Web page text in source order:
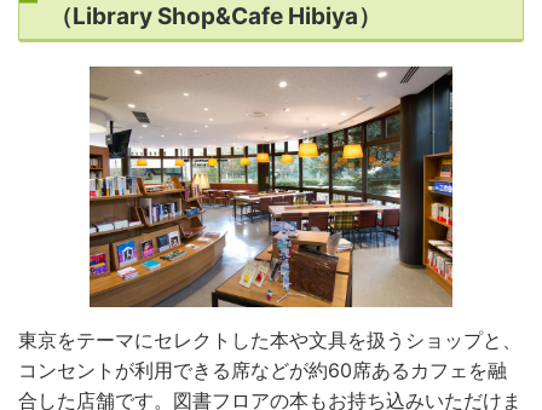
（Library Shop&Cafe Hibiya）
東京をテーマにセレクトした本や文具を扱うショップと、
コンセントが利用できる席などが約60席あるカフェを融
合した店舗です。図書フロアの本もお持ち込みいただけま